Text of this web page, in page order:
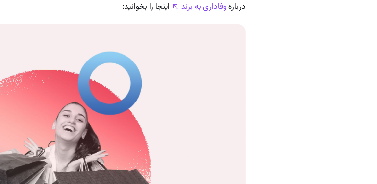
دربارهوفاداری به برند اینجا را بخوانید: